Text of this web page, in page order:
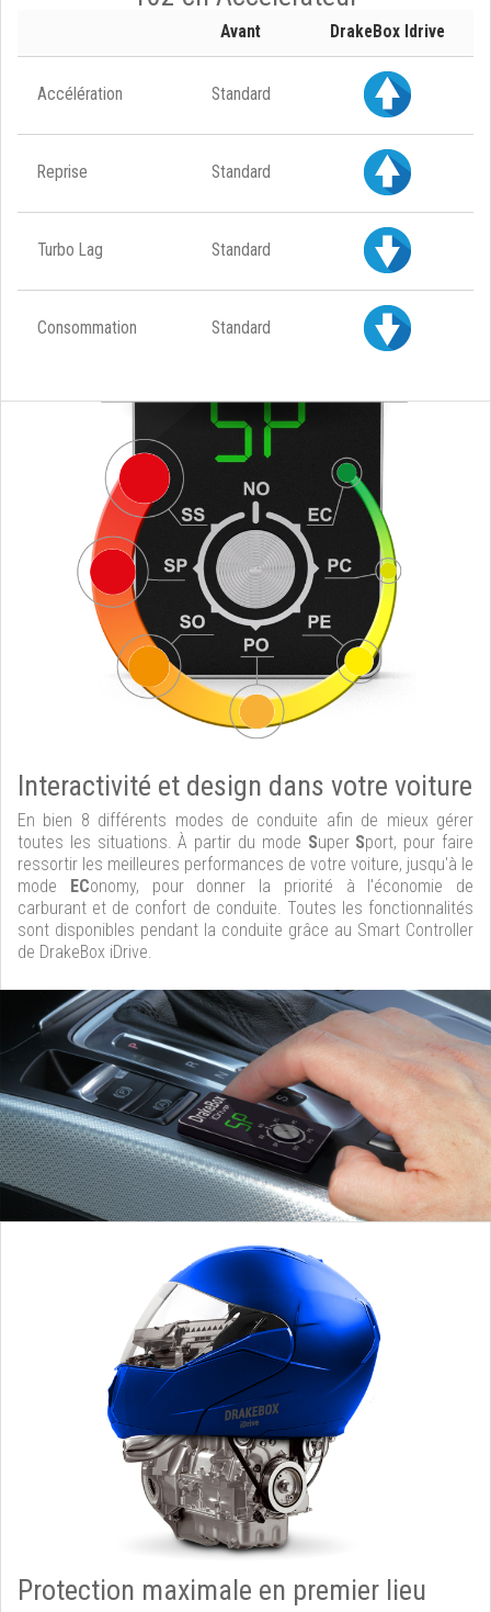
Avant DrakeBox Idrive
Accélération Standard
Reprise Standard
Turbo Lag Standard
Consommation Standard
Interactivité et design dans votre voiture
En bien 8 différents modes de conduite afin de mieux gérer
toutes les situations. À partir du mode Super Sport, pour faire
ressortir les meilleures performances de votre voiture, jusqu'à le
mode EConomy, pour donner la priorité à l'économie de
carburant et de confort de conduite. Toutes les fonctionnalités
sont disponibles pendant la conduite grâce au Smart Controller
de DrakeBox iDrive.
Protection maximale en premier lieu